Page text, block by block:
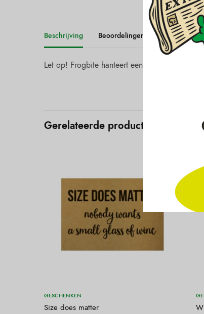
Beschrijving Beoordelingen (0)
Let op! Frogbite hanteert een vast
Gerelateerde producten
Toevoegen aan winkelwagen
GESCHENKEN
Size does matter